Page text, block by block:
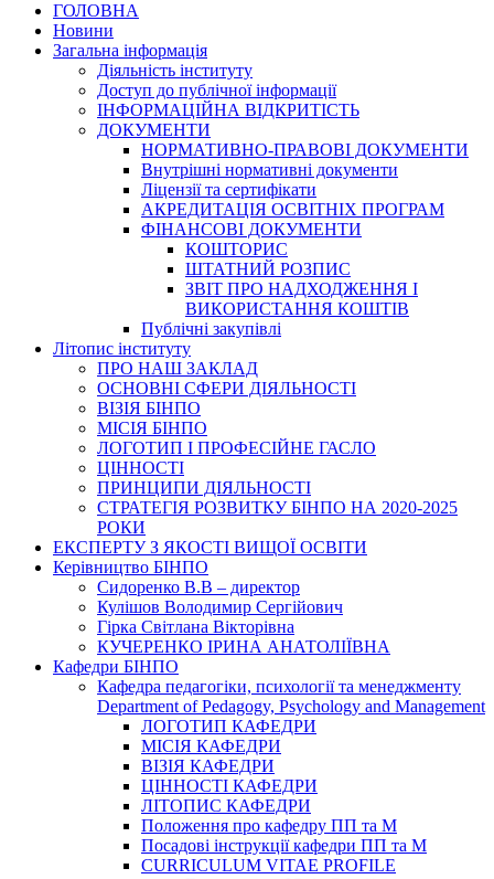
ГОЛОВНА
Новини
Загальна інформація
Діяльність інституту
Доступ до публічної інформації
ІНФОРМАЦІЙНА ВІДКРИТІСТЬ
ДОКУМЕНТИ
НОРМАТИВНО-ПРАВОВІ ДОКУМЕНТИ
Внутрішні нормативні документи
Ліцензії та сертифікати
АКРЕДИТАЦІЯ ОСВІТНІХ ПРОГРАМ
ФІНАНСОВІ ДОКУМЕНТИ
КОШТОРИС
ШТАТНИЙ РОЗПИС
ЗВІТ ПРО НАДХОДЖЕННЯ І
ВИКОРИСТАННЯ КОШТІВ
Публічні закупівлі
Літопис інституту
ПРО НАШ ЗАКЛАД
ОСНОВНІ СФЕРИ ДІЯЛЬНОСТІ
ВІЗІЯ БІНПО
МІСІЯ БІНПО
ЛОГОТИП І ПРОФЕСІЙНЕ ГАСЛО
ЦІННОСТІ
ПРИНЦИПИ ДІЯЛЬНОСТІ
СТРАТЕГІЯ РОЗВИТКУ БІНПО НА 2020-2025
РОКИ
ЕКСПЕРТУ З ЯКОСТІ ВИЩОЇ ОСВІТИ
Керівництво БІНПО
Сидоренко В.В – директор
Кулішов Володимир Сергійович
Гірка Світлана Вікторівна
КУЧЕРЕНКО ІРИНА АНАТОЛІЇВНА
Кафедри БІНПО
Кафедра педагогіки, психології та менеджменту
Department of Pedagogy, Psychology and Management
ЛОГОТИП КАФЕДРИ
МІСІЯ КАФЕДРИ
ВІЗІЯ КАФЕДРИ
ЦІННОСТІ КАФЕДРИ
ЛІТОПИС КАФЕДРИ
Положення про кафедру ПП та М
Посадові інструкції кафедри ПП та М
CURRICULUM VITAE PROFILE